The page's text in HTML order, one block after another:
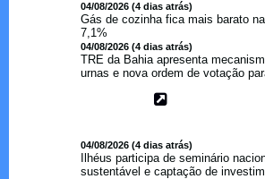
04/08/2026 (4 dias atrás)
Gás de cozinha fica mais barato
7,1%
04/08/2026 (4 dias atrás)
TRE da Bahia apresenta
urnas e nova ordem de votação
04/08/2026 (4 dias atrás)
Ilhéus participa de seminário
sustentável e captação de